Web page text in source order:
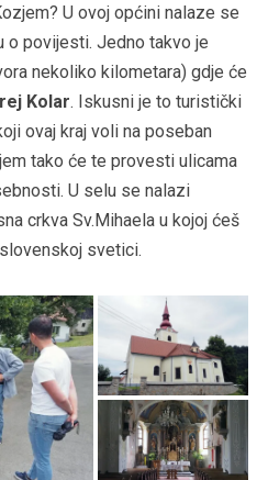
U ovoj općini nalaze se
o povijesti. Jedno takvo je
nekoliko kilometara) gdje će
Kolar. Iskusni je to turistički
ovaj kraj voli na poseban
tako će te provesti ulicama
U selu se nalazi
crkva Sv.Mihaela u kojoj ćeš
svetici.